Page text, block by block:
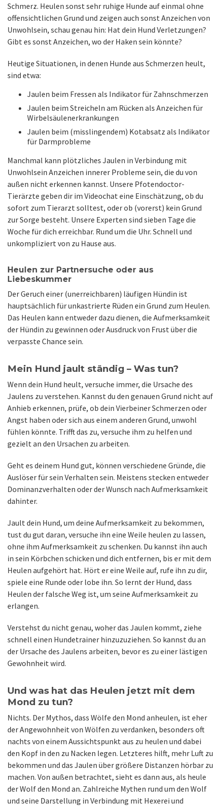
Schmerz. Heulen sonst sehr ruhige Hunde auf einmal ohne
offensichtlichen Grund und zeigen auch sonst Anzeichen von
Unwohlsein, schau genau hin: Hat dein Hund Verletzungen?
Gibt es sonst Anzeichen, wo der Haken sein könnte?
Heutige Situationen, in denen Hunde aus Schmerzen heult,
sind etwa:
Jaulen beim Fressen als Indikator für Zahnschmerzen
Jaulen beim Streicheln am Rücken als Anzeichen für
Wirbelsäulenerkrankungen
Jaulen beim (misslingendem) Kotabsatz als Indikator
für Darmprobleme
Manchmal kann plötzliches Jaulen in Verbindung mit
Unwohlsein Anzeichen innerer Probleme sein, die du von
außen nicht erkennen kannst. Unsere Pfotendoctor-
Tierärzte geben dir im Videochat eine Einschätzung, ob du
sofort zum Tierarzt solltest, oder ob (vorerst) kein Grund
zur Sorge besteht. Unsere Experten sind sieben Tage die
Woche für dich erreichbar. Rund um die Uhr. Schnell und
unkompliziert von zu Hause aus.
Heulen zur Partnersuche oder aus
Liebeskummer
Der Geruch einer (unerreichbaren) läufigen Hündin ist
hauptsächlich für unkastrierte Rüden ein Grund zum Heulen.
Das Heulen kann entweder dazu dienen, die Aufmerksamkeit
der Hündin zu gewinnen oder Ausdruck von Frust über die
verpasste Chance sein.
Mein Hund jault ständig – Was tun?
Wenn dein Hund heult, versuche immer, die Ursache des
Jaulens zu verstehen. Kannst du den genauen Grund nicht auf
Anhieb erkennen, prüfe, ob dein Vierbeiner Schmerzen oder
Angst haben oder sich aus einem anderen Grund, unwohl
fühlen könnte. Trifft das zu, versuche ihm zu helfen und
gezielt an den Ursachen zu arbeiten.
Geht es deinem Hund gut, können verschiedene Gründe, die
Auslöser für sein Verhalten sein. Meistens stecken entweder
Dominanzverhalten oder der Wunsch nach Aufmerksamkeit
dahinter.
Jault dein Hund, um deine Aufmerksamkeit zu bekommen,
tust du gut daran, versuche ihn eine Weile heulen zu lassen,
ohne ihm Aufmerksamkeit zu schenken. Du kannst ihn auch
in sein Körbchen schicken und dich entfernen, bis er mit dem
Heulen aufgehört hat. Hört er eine Weile auf, rufe ihn zu dir,
spiele eine Runde oder lobe ihn. So lernt der Hund, dass
Heulen der falsche Weg ist, um seine Aufmerksamkeit zu
erlangen.
Verstehst du nicht genau, woher das Jaulen kommt, ziehe
schnell einen Hundetrainer hinzuzuziehen. So kannst du an
der Ursache des Jaulens arbeiten, bevor es zu einer lästigen
Gewohnheit wird.
Und was hat das Heulen jetzt mit dem
Mond zu tun?
Nichts. Der Mythos, dass Wölfe den Mond anheulen, ist eher
der Angewohnheit von Wölfen zu verdanken, besonders oft
nachts von einem Aussichtspunkt aus zu heulen und dabei
den Kopf in den zu Nacken legen. Letzteres hilft, mehr Luft zu
bekommen und das Jaulen über größere Distanzen hörbar zu
machen. Von außen betrachtet, sieht es dann aus, als heule
der Wolf den Mond an. Zahlreiche Mythen rund um den Wolf
und seine Darstellung in Verbindung mit Hexerei und